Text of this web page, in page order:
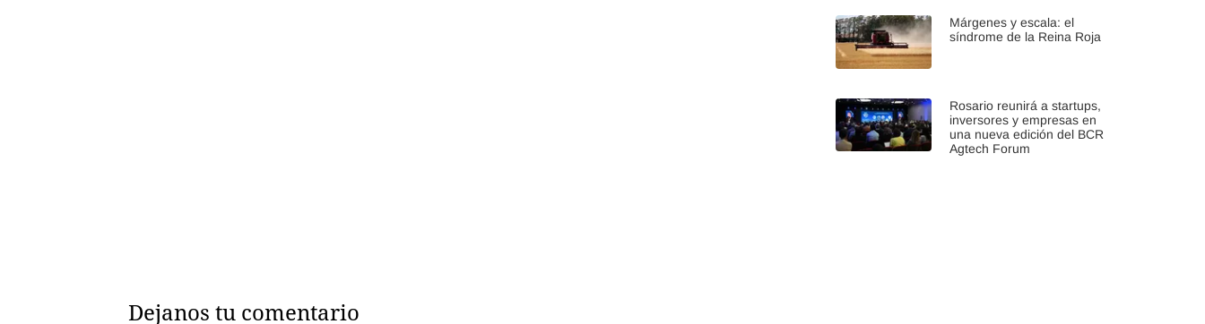
Márgenes y escala: el
síndrome de la Reina Roja
Rosario reunirá a startups,
inversores y empresas en
una nueva edición del BCR
Agtech Forum
Dejanos tu comentario